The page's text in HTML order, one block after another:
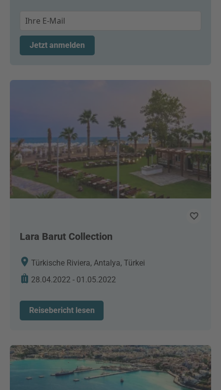
Jetzt anmelden
Lara Barut Collection
Türkische Riviera, Antalya, Türkei
28.04.2022 - 01.05.2022
Reisebericht lesen